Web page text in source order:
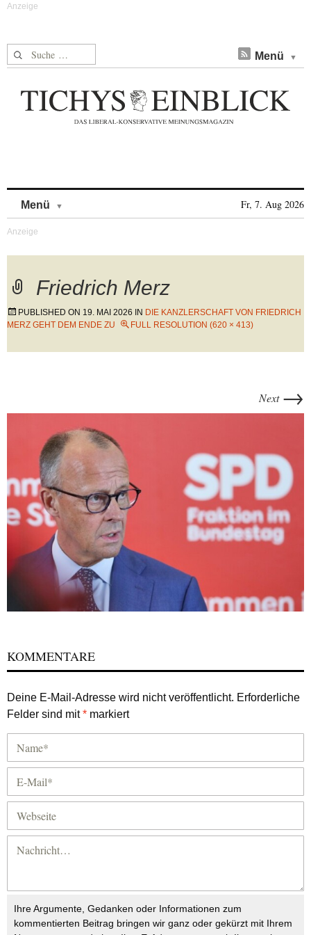
Suche nach: Menü
Menü Fr, 7. Aug 2026
Friedrich Merz
PUBLISHED ON 19. MAI 2026 IN DIE KANZLERSCHAFT VON FRIEDRICH
MERZ GEHT DEM ENDE ZU
FULL RESOLUTION (620 × 413)
Next →
KOMMENTARE
Deine E-Mail-Adresse wird nicht veröffentlicht. Erforderliche
Felder sind mit* markiert
Ihre Argumente, Gedanken oder Informationen zum
kommentierten Beitrag bringen wir ganz oder gekürzt mit Ihrem